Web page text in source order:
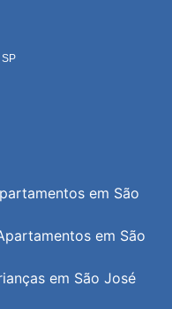
em São
em São
em São José